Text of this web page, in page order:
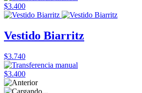
$3.400
Vestido Biarritz
$3.740
$3.400